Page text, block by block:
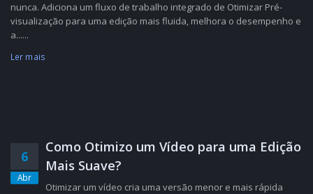
nunca. Adiciona um fluxo de trabalho integrado de Otimizar Pré-
visualização para uma edição mais fluida, melhora o desempenho e
a......
Ler mais
6
Abr
Como Otimizo um Vídeo para uma Edição
Mais Suave?
Otimizar um vídeo cria uma versão menor e mais rápida